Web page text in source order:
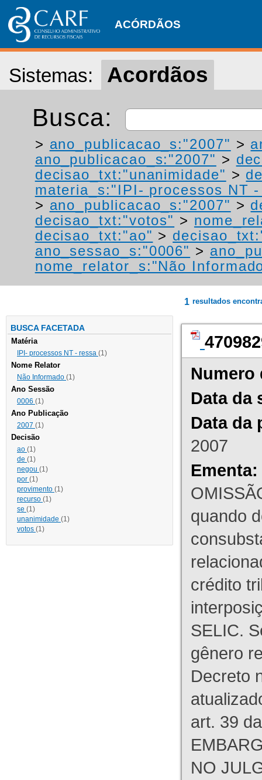
ACÓRDÃOS
Sistemas: Acordãos
Busca:
> ano_publicacao_s:"2007" >
ano_publicacao_s:"2007" >
decisao_txt:"unanimidade" >
materia_s:"IPI- processos NT
> ano_publicacao_s:"2007" >
decisao_txt:"votos" >
decisao_txt:"ao" >
ano_sessao_s:"0006" >
nome_relator_s:"Não
BUSCA FACETADA
Matéria
IPI- processos NT - ressa (1)
Nome Relator
Não Informado (1)
Ano Sessão
0006 (1)
Ano Publicação
2007 (1)
Decisão
ao (1)
de (1)
negou (1)
por (1)
provimento (1)
recurso (1)
se (1)
unanimidade (1)
votos (1)
1 resultados
Numero
Data da
Data da
2007
Ementa:
quando
crédito
SELIC.
gênero
Decreto
art. 39
NO